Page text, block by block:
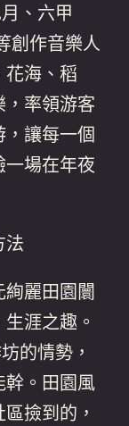
、六甲
創作音樂人
花海、稻
，率領游客
，讓每一個
場在年夜
法
麗田園闤
涯之趣。
的情勢，
幹。田園風
撿到的，